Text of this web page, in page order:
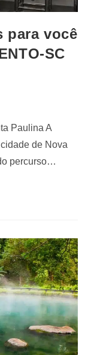
para você
SC
Paulina A
de Nova
percurso…